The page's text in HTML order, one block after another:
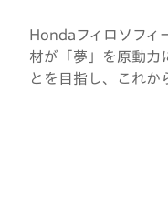
Hondaフィロソフィ
材が「夢」を原動力
とを目指し、これか